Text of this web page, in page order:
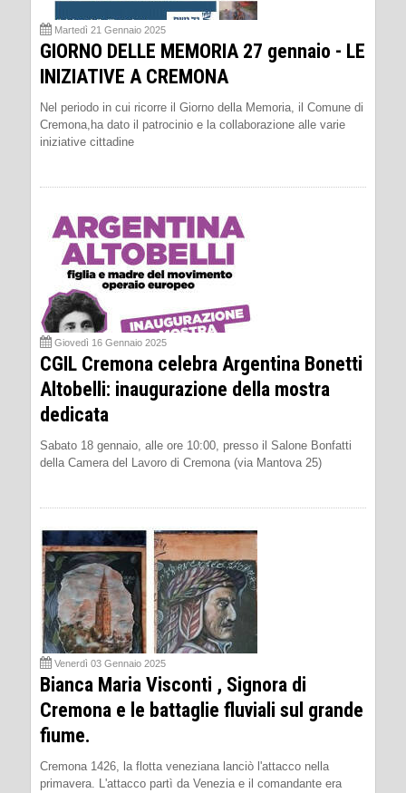
Martedì 21 Gennaio 2025
GIORNO DELLE MEMORIA 27 gennaio - LE
INIZIATIVE A CREMONA
Nel periodo in cui ricorre il Giorno della Memoria, il Comune di
Cremona,ha dato il patrocinio e la collaborazione alle varie
iniziative cittadine
Giovedì 16 Gennaio 2025
CGIL Cremona celebra Argentina Bonetti
Altobelli: inaugurazione della mostra
dedicata
Sabato 18 gennaio, alle ore 10:00, presso il Salone Bonfatti
della Camera del Lavoro di Cremona (via Mantova 25)
Venerdì 03 Gennaio 2025
Bianca Maria Visconti , Signora di
Cremona e le battaglie fluviali sul grande
fiume.
Cremona 1426, la flotta veneziana lanciò l'attacco nella
primavera. L'attacco partì da Venezia e il comandante era